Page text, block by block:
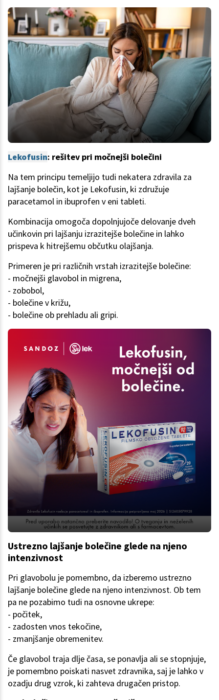
Lekofusin: rešitev pri močnejši bolečini
Na tem principu temeljijo tudi nekatera zdravila za
lajšanje bolečin, kot je Lekofusin, ki združuje
paracetamol in ibuprofen v eni tableti.
Kombinacija omogoča dopolnjujoče delovanje dveh
učinkovin pri lajšanju izrazitejše bolečine in lahko
prispeva k hitrejšemu občutku olajšanja.
Primeren je pri različnih vrstah izrazitejše bolečine:
- močnejši glavobol in migrena,
- zobobol,
- bolečine v križu,
- bolečine ob prehladu ali gripi.
Ustrezno lajšanje bolečine glede na njeno
intenzivnost
Pri glavobolu je pomembno, da izberemo ustrezno
lajšanje bolečine glede na njeno intenzivnost. Ob tem
pa ne pozabimo tudi na osnovne ukrepe:
- počitek,
- zadosten vnos tekočine,
- zmanjšanje obremenitev.
Če glavobol traja dlje časa, se ponavlja ali se stopnjuje,
je pomembno poiskati nasvet zdravnika, saj je lahko v
ozadju drug vzrok, ki zahteva drugačen pristop.